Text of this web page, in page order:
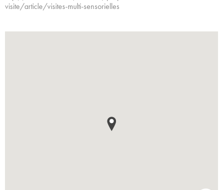
visite/article/visites-multi-sensorielles